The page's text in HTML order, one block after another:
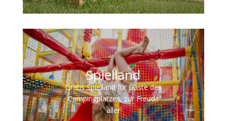
Spielland
Gratis Spielland für Gäste des
Campingplatzes, zur Freude
aller